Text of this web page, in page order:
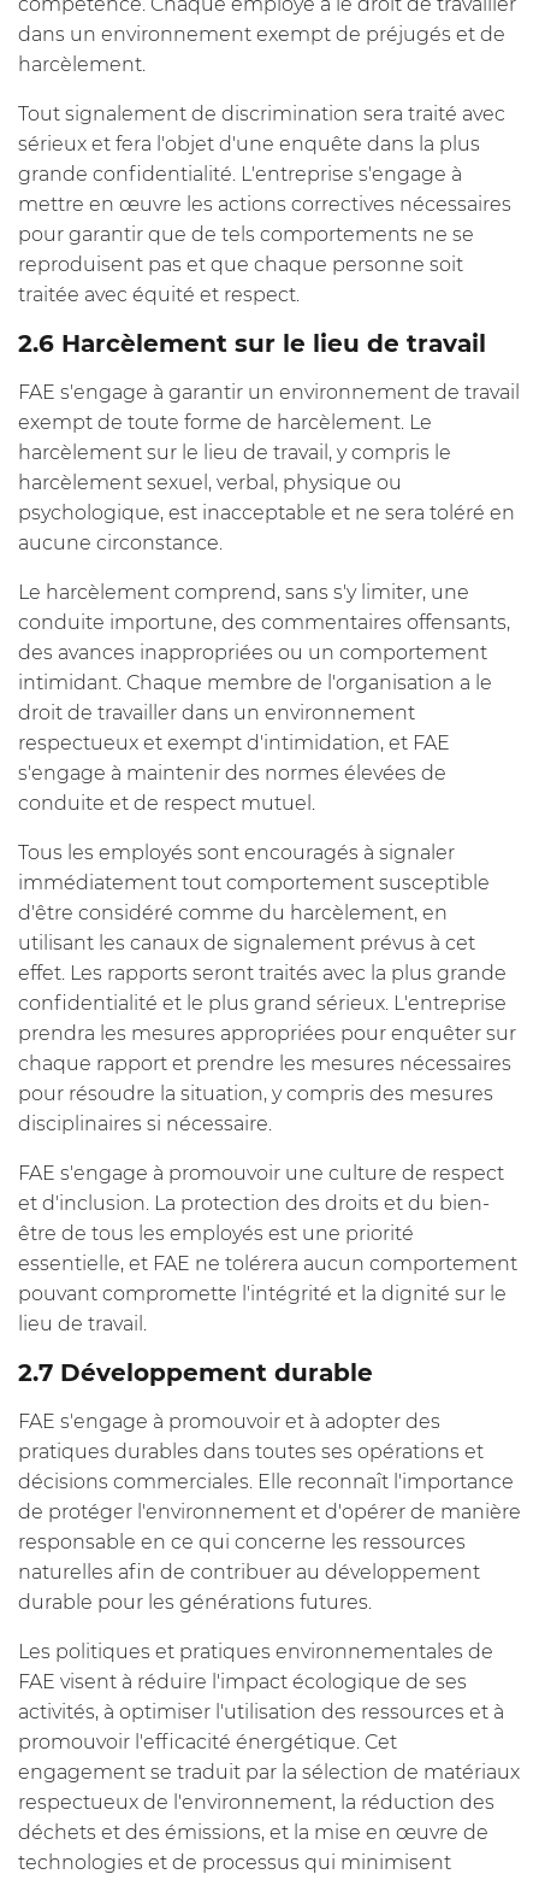
dans un environnement exempt de préjugés et de
harcèlement.
Tout signalement de discrimination sera traité avec
sérieux et fera l'objet d'une enquête dans la plus
grande confidentialité. L'entreprise s'engage à
mettre en œuvre les actions correctives nécessaires
pour garantir que de tels comportements ne se
reproduisent pas et que chaque personne soit
traitée avec équité et respect.
2.6 Harcèlement sur le lieu de travail
FAE s'engage à garantir un environnement de travail
exempt de toute forme de harcèlement. Le
harcèlement sur le lieu de travail, y compris le
harcèlement sexuel, verbal, physique ou
psychologique, est inacceptable et ne sera toléré en
aucune circonstance.
Le harcèlement comprend, sans s'y limiter, une
conduite importune, des commentaires offensants,
des avances inappropriées ou un comportement
intimidant. Chaque membre de l'organisation a le
droit de travailler dans un environnement
respectueux et exempt d'intimidation, et FAE
s'engage à maintenir des normes élevées de
conduite et de respect mutuel.
Tous les employés sont encouragés à signaler
immédiatement tout comportement susceptible
d'être considéré comme du harcèlement, en
utilisant les canaux de signalement prévus à cet
effet. Les rapports seront traités avec la plus grande
confidentialité et le plus grand sérieux. L'entreprise
prendra les mesures appropriées pour enquêter sur
chaque rapport et prendre les mesures nécessaires
pour résoudre la situation, y compris des mesures
disciplinaires si nécessaire.
FAE s'engage à promouvoir une culture de respect
et d'inclusion. La protection des droits et du bien-
être de tous les employés est une priorité
essentielle, et FAE ne tolérera aucun comportement
pouvant compromette l'intégrité et la dignité sur le
lieu de travail.
2.7 Développement durable
FAE s'engage à promouvoir et à adopter des
pratiques durables dans toutes ses opérations et
décisions commerciales. Elle reconnaît l'importance
de protéger l'environnement et d'opérer de manière
responsable en ce qui concerne les ressources
naturelles afin de contribuer au développement
durable pour les générations futures.
Les politiques et pratiques environnementales de
FAE visent à réduire l'impact écologique de ses
activités, à optimiser l'utilisation des ressources et à
promouvoir l'efficacité énergétique. Cet
engagement se traduit par la sélection de matériaux
respectueux de l'environnement, la réduction des
déchets et des émissions, et la mise en œuvre de
technologies et de processus qui minimisent